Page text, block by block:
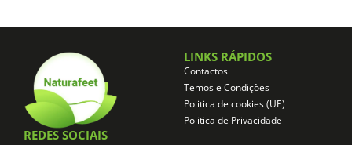
REDES SOCIAIS
LINKS RÁPIDOS
Contactos
Temos e Condições
Politica de cookies (UE)
Politica de Privacidade